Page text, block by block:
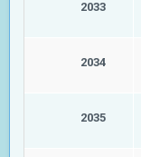
2033
2034
2035